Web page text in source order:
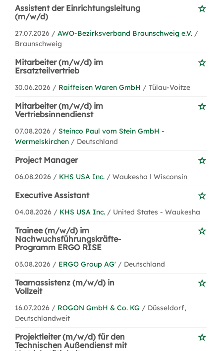
Assistent der Einrichtungsleitung
(m/w/d)
27.07.2026 / AWO-Bezirksverband Braunschweig e.V. /
Braunschweig
Mitarbeiter (m/w/d) im
Ersatzteilvertrieb
30.06.2026 / Raiffeisen Waren GmbH / Tülau-Voitze
Mitarbeiter (m/w/d) im
Vertriebsinnendienst
07.08.2026 / Steinco Paul vom Stein GmbH -
Wermelskirchen / Deutschland
Project Manager
06.08.2026 / KHS USA Inc. / Waukesha ǀ Wisconsin
Executive Assistant
04.08.2026 / KHS USA Inc. / United States - Waukesha
Trainee (m/w/d) im
Nachwuchsführungskräfte-
Programm ERGO RISE
03.08.2026 / ERGO Group AG' / Deutschland
Teamassistenz (m/w/d) in
Vollzeit
16.07.2026 / ROGON GmbH & Co. KG / Düsseldorf,
Deutschlandweit
Projektleiter (m/w/d) für den
Technischen Außendienst mit